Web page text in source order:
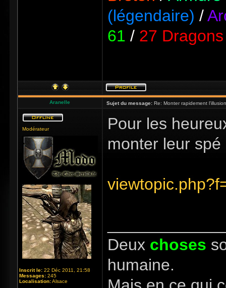
(légendaire) /
61 / 27
Aranelle Sujet du message: Re: Monter rapidement
Modérateur
Inscrit le: 22 Déc 2011, 21:58
Messages: 245
Localisation:Alsace
Pour les
monter leur spé
Deux choses
humaine.